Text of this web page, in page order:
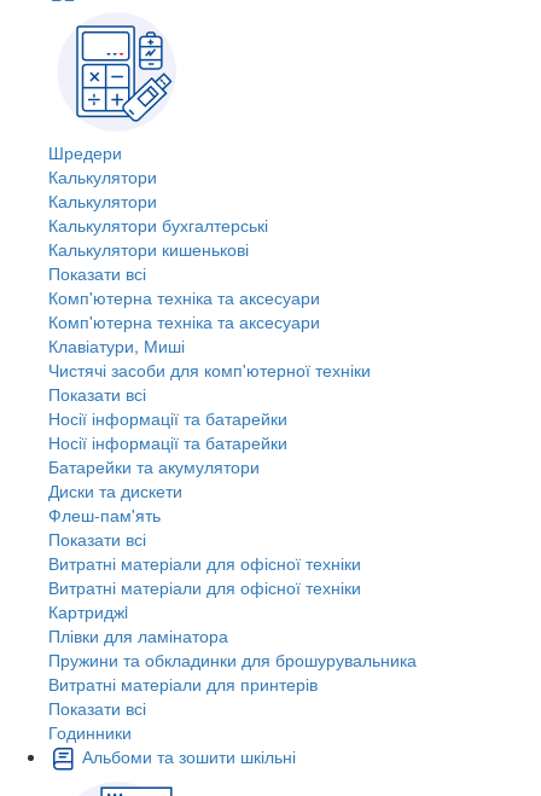
Шредери
Калькулятори
Калькулятори
Калькулятори бухгалтерські
Калькулятори кишенькові
Показати всі
Комп'ютерна техніка та аксесуари
Комп'ютерна техніка та аксесуари
Клавіатури, Миші
Чистячі засоби для комп'ютерної техніки
Показати всі
Носії інформації та батарейки
Носії інформації та батарейки
Батарейки та акумулятори
Диски та дискети
Флеш-пам'ять
Показати всі
Витратні матеріали для офісної техніки
Витратні матеріали для офісної техніки
Картриджi
Плівки для ламінатора
Пружини та обкладинки для брошурувальника
Витратні матеріали для принтерів
Показати всі
Годинники
Альбоми та зошити шкільні